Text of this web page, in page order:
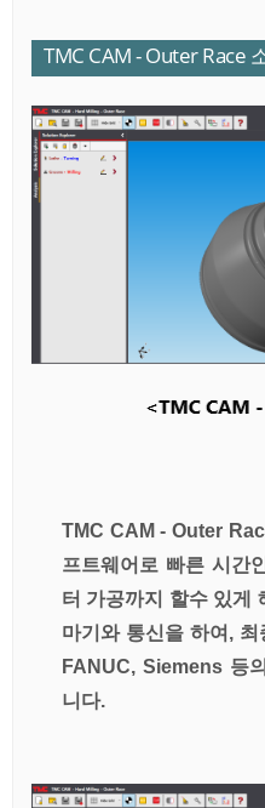
TMC CAM - Outer Race
TMC CAM - Outer
프트웨어로 빠른 시간
터 가공까지 할수 있게
마기와 통신을 하여,
FANUC, Siemens 등
니다.